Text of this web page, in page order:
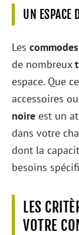
UN ESPACE
Les commodes
de nombreux
espace. Que
accessoires
noire est un
dans votre
dont la
besoins
LES
VOTRE